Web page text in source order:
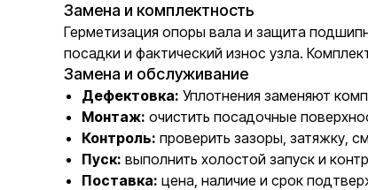
Замена и комплектность
Герметизация опоры вала и защита
посадки и фактический износ узла.
Замена и обслуживание
Дефектовка: Уплотнения заменяют
Монтаж: очистить посадочные
Контроль: проверить зазоры, затяжку,
Пуск: выполнить холостой запуск и
Поставка: цена, наличие и срок